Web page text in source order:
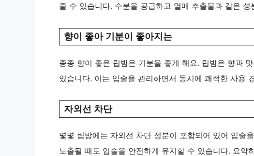
줄 수 있습니다. 수분을 공급하고 열매 추출물과 같은
향이 좋아 기분이 좋아지는
종종 향이 좋은 립밤은 기분을 좋게 해요. 립밤은 향과
있습니다. 이는 입술을 관리하면서 동시에 쾌적한 사용
자외선 차단
몇몇 립밤에는 자외선 차단 성분이 포함되어 있어 입술
노출될 때도 입술을 안전하게 유지할 수 있습니다. 요약